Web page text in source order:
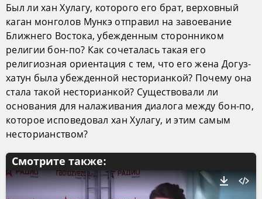
Был ли хан Хулагу, которого его брат, верховный
каган монголов Мункэ отправил на завоевание
Ближнего Востока, убежденным сторонником
религии бон-по? Как сочеталась такая его
религиозная ориентация с тем, что его жена Догуз-
хатун была убежденной несторианкой? Почему она
стала такой несторианкой? Существовали ли
основания для налаживания диалога между бон-по,
которое исповедовал хан Хулагу, и этим самым
несторианством?
Смотрите также: